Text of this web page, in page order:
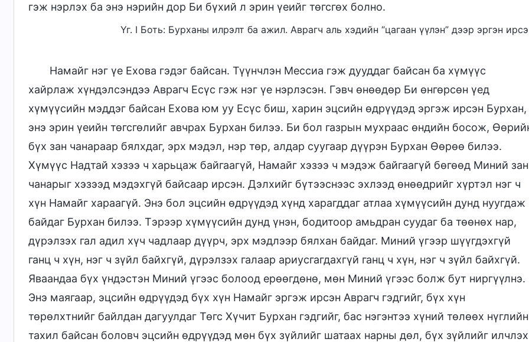
гэж нэрлэх ба энэ нэрийн дор Би бүхий л эрин үеийг төгсгөх болно.
Үг. I Боть: Бурханы илрэлт ба ажил. Аврагч аль хэдийн “цагаан үүлэн” дээр эргэн
Намайг нэг үе Ехова гэдэг байсан. Түүнчлэн Мессиа гэж дууддаг байсан ба хүмүүс
хайрлаж хүндэлсэндээ Аврагч Есүс гэж нэг үе нэрлэсэн. Гэвч өнөөдөр Би өнгөрсөн үед
хүмүүсийн мэддэг байсан Ехова юм уу Есүс биш, харин эцсийн өдрүүдэд эргэж ирсэн Бурхан,
энэ эрин үеийн төгсгөлийг авчрах Бурхан билээ. Би бол газрын мухраас өндийн босож,
бүх зан чанараар бялхдаг, эрх мэдэл, нэр төр, алдар суугаар дүүрэн Бурхан Өөрөө билээ.
Хүмүүс Надтай хэзээ ч харьцаж байгаагүй, Намайг хэзээ ч мэдэж байгаагүй бөгөөд Миний зан
чанарыг хэзээд мэдэхгүй байсаар ирсэн. Дэлхийг бүтээснээс эхлээд өнөөдрийг хүртэл нэг ч
хүн Намайг хараагүй. Энэ бол эцсийн өдрүүдэд хүнд харагддаг атлаа хүмүүсийн дунд нуугдаж
байдаг Бурхан билээ. Тэрээр хүмүүсийн дунд үнэн, бодитоор амьдран суудаг ба төөнөх нар,
дүрэлзэх гал адил хүч чадлаар дүүрч, эрх мэдлээр бялхан байдаг. Миний үгээр шүүгдэхгүй
ганц ч хүн, нэг ч зүйл байхгүй, дүрэлзэх галаар ариусгагдахгүй ганц ч хүн, нэг ч зүйл байхгүй.
Яваандаа бүх үндэстэн Миний үгээс болоод ерөөгдөнө, мөн Миний үгээс болж бут ниргүүлнэ.
Энэ маягаар, эцсийн өдрүүдэд бүх хүн Намайг эргэж ирсэн Аврагч гэдгийг, бүх хүн
төрөлхтнийг байлдан дагуулдаг Төгс Хүчит Бурхан гэдгийг, бас нэгэнтээ хүний төлөөх нүглийн
тахил байсан боловч эцсийн өдрүүдэд мөн бүх зүйлийг шатаах нарны дөл, бүх зүйлийг илчлэх